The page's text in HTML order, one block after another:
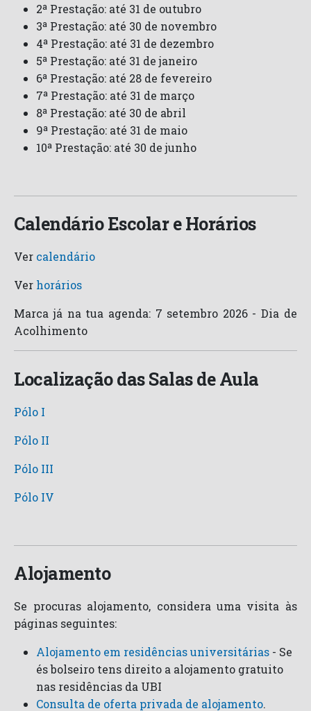
2ª Prestação: até 31 de outubro
3ª Prestação: até 30 de novembro
4ª Prestação: até 31 de dezembro
5ª Prestação: até 31 de janeiro
6ª Prestação: até 28 de fevereiro
7ª Prestação: até 31 de março
8ª Prestação: até 30 de abril
9ª Prestação: até 31 de maio
10ª Prestação: até 30 de junho
Calendário Escolar e Horários
Ver calendário
Ver horários
Marca já na tua agenda: 7 setembro 2026 - Dia de
Acolhimento
Localização das Salas de Aula
Pólo I
Pólo II
Pólo III
Pólo IV
Alojamento
Se procuras alojamento, considera uma visita às
páginas seguintes:
Alojamento em residências universitárias - Se
és bolseiro tens direito a alojamento gratuito
nas residências da UBI
Consulta de oferta privada de alojamento.